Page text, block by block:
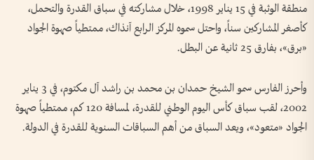
منطقة الوثبة في 15 يناير 1998، خلال مشاركته في سباق القدرة والتحمل،
كأصغر المشاركين سناً، واحتل سموه المركز الرابع آنذاك، ممتطياً صهوة الجواد
«برق»، بفارق 25 ثانية عن البطل.
وأحرز الفارس سمو الشيخ حمدان بن محمد بن راشد آل مكتوم، في 3 يناير
2002، لقب سباق كأس اليوم الوطني للقدرة، لمسافة 120 كم، ممتطياً صهوة
الجواد «متعود»، ويعد السباق من أهم السباقات السنوية للقدرة في الدولة.